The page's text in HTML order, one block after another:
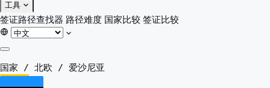
工具
签证路径查找器 路径难度 国家比较 签证比较
概览
国家 / 北欧 / 爱沙尼亚